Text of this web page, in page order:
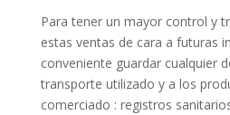
Para tener un mayor control y
estas ventas de cara a futuras
conveniente guardar cualquier
transporte utilizado y a los
comerciado : registros